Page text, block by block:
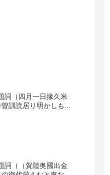
詞（四月一日掾久米
訓読居り明かしも...
詞（（賀陸奥國出金